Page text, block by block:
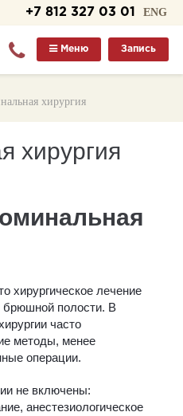
ENG
+7 812 327 03 01
Запись
Меню
хирургия
хирургия
хирургическое лечение
брюшной полости. В
часто
методы, менее
операции.
не включены:
анестезиологическое